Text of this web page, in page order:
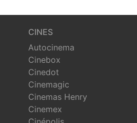
CINES
Autocinema
Cinebox
Cinedot
Cinemagic
Cinemas Henry
Cinemex